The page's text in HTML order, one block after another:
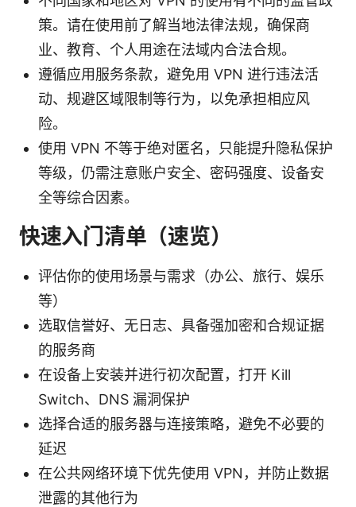
策。请在使用前了解当地法律法规，确保商
业、教育、个人用途在法域内合法合规。
遵循应用服务条款，避免用 VPN 进行违法活
动、规避区域限制等行为，以免承担相应风
险。
使用 VPN 不等于绝对匿名，只能提升隐私保护
等级，仍需注意账户安全、密码强度、设备安
全等综合因素。
快速入门清单（速览）
评估你的使用场景与需求（办公、旅行、娱乐
等）
选取信誉好、无日志、具备强加密和合规证据
的服务商
在设备上安装并进行初次配置，打开 Kill
Switch、DNS 漏洞保护
选择合适的服务器与连接策略，避免不必要的
延迟
在公共网络环境下优先使用 VPN，并防止数据
泄露的其他行为